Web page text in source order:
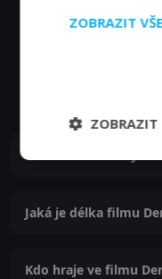
Časté
Ve kterém roce byl
Jaká je délka filmu
Kdo hraje ve filmu
ZOBRAZIT
ZOBRAZIT